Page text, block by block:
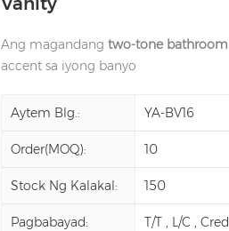
Ang magandangtwo-tone
accent sa iyong banyo
Aytem Blg.: YA-BV16
Order(MOQ): 10
Stock Ng Kalakal: 150
Pagbabayad: T/T , L/C ,